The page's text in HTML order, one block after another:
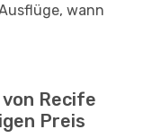
wann
Recife
Preis